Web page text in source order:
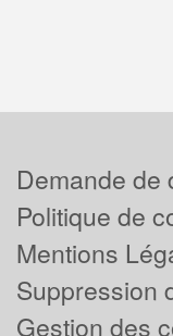
Demande de
Politique de
Mentions
Suppression
Gestion des